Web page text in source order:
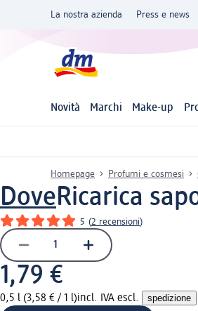
La nostra azienda Press e news
Novità Marchi Make-up
Homepage Profumi e cosmesi
DoveRicarica
5 (2 recensioni)
1,79 €
0,5 l (3,58 € / 1 l)incl. IVA escl. spedizione